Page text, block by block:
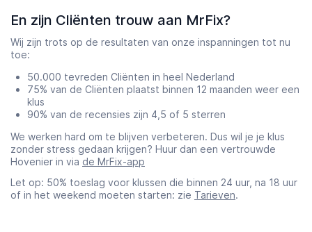
En zijn Cliënten trouw aan MrFix?
Wij zijn trots op de resultaten van onze inspanningen tot nu
toe:
50.000 tevreden Cliënten in heel Nederland
75% van de Cliënten plaatst binnen 12 maanden weer een
klus
90% van de recensies zijn 4,5 of 5 sterren
We werken hard om te blijven verbeteren. Dus wil je je klus
zonder stress gedaan krijgen? Huur dan een vertrouwde
Hovenier in via de MrFix-app
Let op: 50% toeslag voor klussen die binnen 24 uur, na 18 uur
of in het weekend moeten starten: zie Tarieven.